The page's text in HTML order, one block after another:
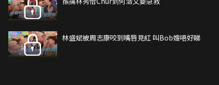
林盛斌被周志康咬到嘴唇見紅 叫Bob嫂唔好睇